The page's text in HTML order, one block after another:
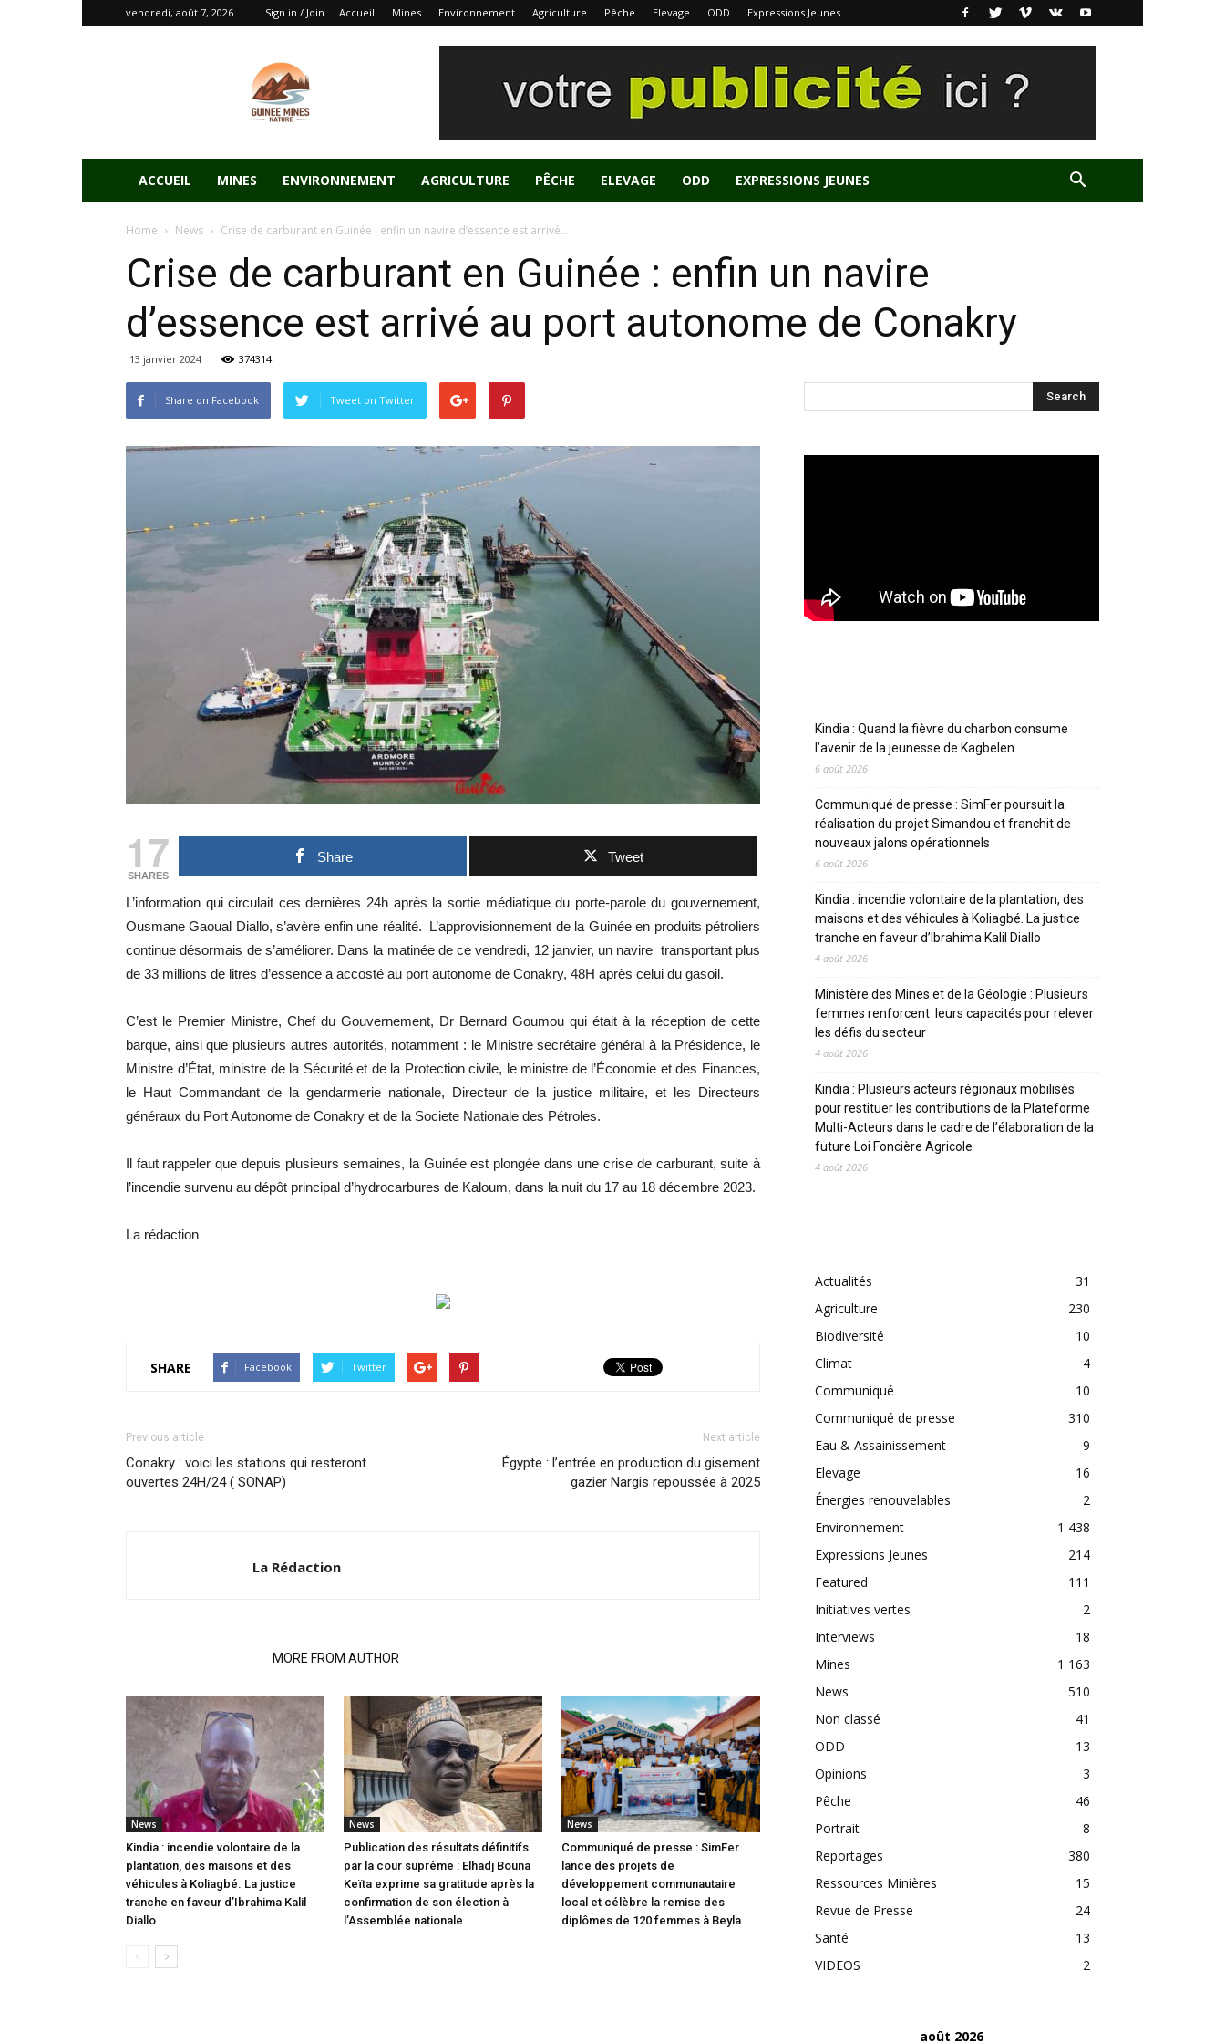
vendredi, août 7, 2026 Sign in / Join Accueil Mines Environnement Agriculture Pêche Elevage ODD Expressions Jeunes
ACCUEIL MINES ENVIRONNEMENT AGRICULTURE PÊCHE ELEVAGE ODD EXPRESSIONS JEUNES
Home News Crise de carburant en Guinée : enfin un navire d’essence est arrivé...
Crise de carburant en Guinée : enfin un navire
d’essence est arrivé au port autonome de Conakry
13 janvier 2024 374314
Share on Facebook Tweet on Twitter
17
SHARES
Share Tweet
L’information qui circulait ces dernières 24h après la sortie médiatique du porte-parole du gouvernement,
Ousmane Gaoual Diallo, s’avère enfin une réalité. L’approvisionnement de la Guinée en produits pétroliers
continue désormais de s’améliorer. Dans la matinée de ce vendredi, 12 janvier, un navire transportant plus
de 33 millions de litres d’essence a accosté au port autonome de Conakry, 48H après celui du gasoil.
C’est le Premier Ministre, Chef du Gouvernement, Dr Bernard Goumou qui était à la réception de cette
barque, ainsi que plusieurs autres autorités, notamment : le Ministre secrétaire général à la Présidence, le
Ministre d’État, ministre de la Sécurité et de la Protection civile, le ministre de l’Économie et des Finances,
le Haut Commandant de la gendarmerie nationale, Directeur de la justice militaire, et les Directeurs
généraux du Port Autonome de Conakry et de la Societe Nationale des Pétroles.
Il faut rappeler que depuis plusieurs semaines, la Guinée est plongée dans une crise de carburant, suite à
l’incendie survenu au dépôt principal d’hydrocarbures de Kaloum, dans la nuit du 17 au 18 décembre 2023.
La rédaction
SHARE Facebook Twitter
Previous article
Conakry : voici les stations qui resteront
ouvertes 24H/24 ( SONAP)
Next article
Égypte : l’entrée en production du gisement
gazier Nargis repoussée à 2025
La Rédaction
MORE FROM AUTHOR
News
Kindia : incendie volontaire de la
plantation, des maisons et des
véhicules à Koliagbé. La justice
tranche en faveur d’Ibrahima Kalil
Diallo
News
Publication des résultats définitifs
par la cour suprême : Elhadj Bouna
Keïta exprime sa gratitude après la
confirmation de son élection à
l’Assemblée nationale
News
Communiqué de presse : SimFer
lance des projets de
développement communautaire
local et célèbre la remise des
diplômes de 120 femmes à Beyla
Kindia : Quand la fièvre du charbon consume
l’avenir de la jeunesse de Kagbelen
6 août 2026
Communiqué de presse : SimFer poursuit la
réalisation du projet Simandou et franchit de
nouveaux jalons opérationnels
6 août 2026
Kindia : incendie volontaire de la plantation, des
maisons et des véhicules à Koliagbé. La justice
tranche en faveur d’Ibrahima Kalil Diallo
4 août 2026
Ministère des Mines et de la Géologie : Plusieurs
femmes renforcent leurs capacités pour relever
les défis du secteur
4 août 2026
Kindia : Plusieurs acteurs régionaux mobilisés
pour restituer les contributions de la Plateforme
Multi-Acteurs dans le cadre de l’élaboration de la
future Loi Foncière Agricole
4 août 2026
Actualités
31
Agriculture
230
Biodiversité
10
Climat
4
Communiqué
10
Communiqué de presse
310
Eau & Assainissement
9
Elevage
16
Énergies renouvelables
2
Environnement
1 438
Expressions Jeunes
214
Featured
111
Initiatives vertes
2
Interviews
18
Mines
1 163
News
510
Non classé
41
ODD
13
Opinions
3
Pêche
46
Portrait
8
Reportages
380
Ressources Minières
15
Revue de Presse
24
Santé
13
VIDEOS
2
août 2026